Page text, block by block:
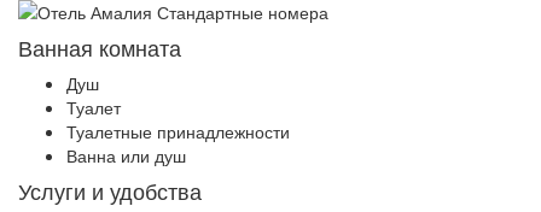
Ванная комната
Душ
Туалет
Туалетные принадлежности
Ванна или душ
Услуги и удобства